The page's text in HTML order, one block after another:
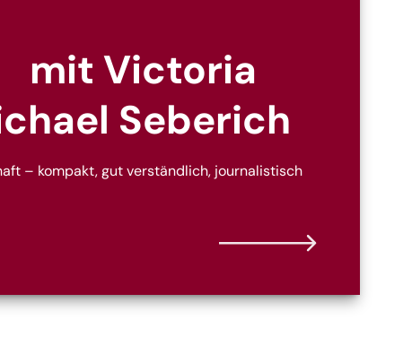
mit Victoria
Seberich
– kompakt, gut verständlich, journalistisch